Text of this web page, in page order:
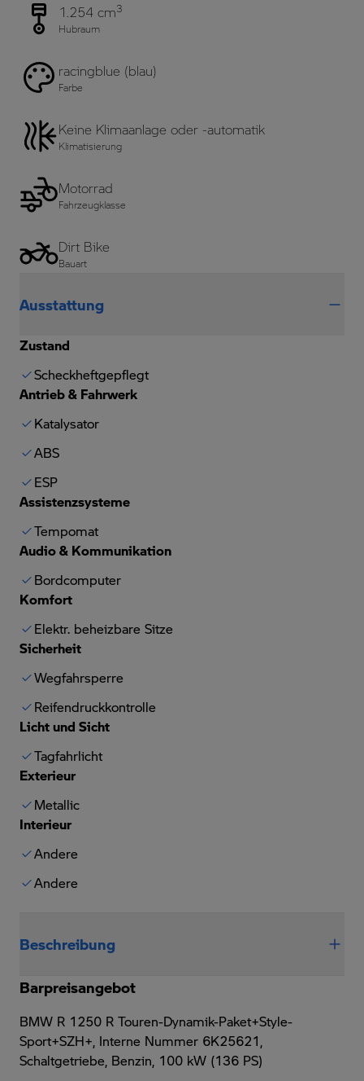
1.254 cm3
Hubraum
racingblue (blau)
Farbe
Keine Klimaanlage oder -automatik
Klimatisierung
Motorrad
Fahrzeugklasse
Dirt Bike
Bauart
Ausstattung
Zustand
Scheckheftgepflegt
Antrieb & Fahrwerk
Katalysator
ABS
ESP
Assistenzsysteme
Tempomat
Audio & Kommunikation
Bordcomputer
Komfort
Elektr. beheizbare Sitze
Sicherheit
Wegfahrsperre
Reifendruckkontrolle
Licht und Sicht
Tagfahrlicht
Exterieur
Metallic
Interieur
Andere
Andere
Beschreibung
Barpreisangebot
BMW R 1250 R Touren-Dynamik-Paket+Style-
Sport+SZH+, Interne Nummer 6K25621,
Schaltgetriebe, Benzin, 100 kW (136 PS)